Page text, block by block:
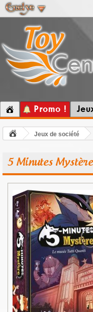
Promo !
Jeux de société
5 Minutes Mystère